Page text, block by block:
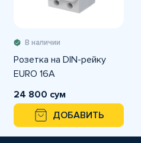
В наличии
Розетка на DIN-рейку
EURO 16A
24 800 сум
ДОБАВИТЬ